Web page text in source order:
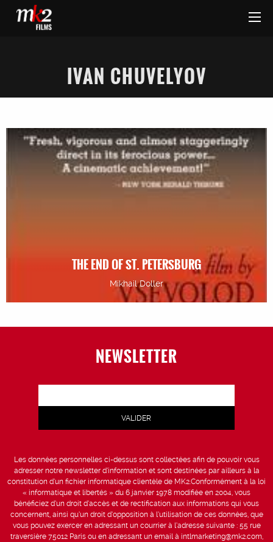
IVAN CHUVELYOV
THE END OF ST. PETERSBURG
Mikhail Doller
NEWSLETTER
Les données personnelles ci-dessus sont collectées afin de pouvoir vous
adresser notre newsletter d’information et sont destinées par ailleurs à la
constitution d’un fichier informatique clientèle de MK2.Conformément à la loi
« informatique et libertés » du 6 janvier 1978 modifiée en 2004, vous
bénéficiez d’un droit d’accès et de rectification aux informations qui vous
concernent, ainsi qu’un droit d’opposition à l’utilisation de ces données, que
vous pouvez exercer en adressant un courrier à l’adresse suivante : 55 rue
traversière 75012 Paris ou en adressant un email à intlmarketing@mk2.com,